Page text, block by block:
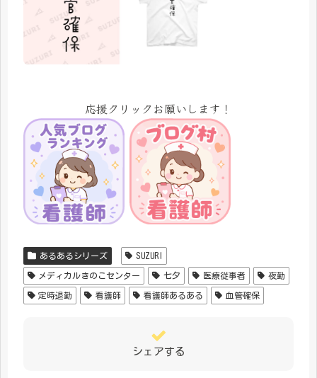
応援クリックお願いします！
あるあるシリーズ SUZURI
メディカルきのこセンター 七夕 医療従事者 夜勤
定時退勤 看護師 看護師あるある 血管確保
シェアする